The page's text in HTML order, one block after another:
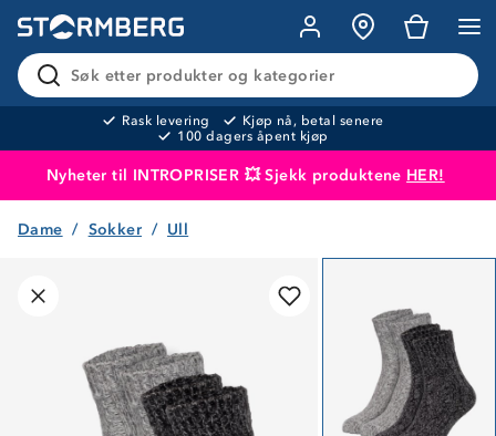
Søk etter produkter og kategorier
Rask levering
Kjøp nå, betal senere
100 dagers åpent kjøp
Nyheter til INTROPRISER 💥 Sjekk produktene HER!
Produktet er lagt i handlekurven
Dame Sokker Ull